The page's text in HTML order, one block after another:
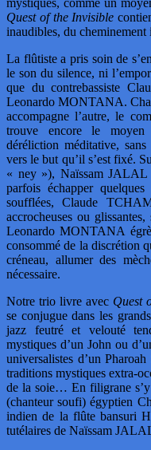
mystiques, comme un
Quest of the Invisible
inaudibles, du
La flûtiste a pris soin de
le son du silence, ni
que du contrebassiste
Leonardo MONTANA.
accompagne l’autre, le
trouve encore le moyen
déréliction méditative,
vers le but qu’il s’est fixé.
« ney »), Naïssam JALAL
parfois échapper
soufflées, Claude
accrocheuses ou
Leonardo MONTANA
consommé de la discrétion
créneau, allumer des
nécessaire.
Notre trio livre avec Quest
se conjugue dans les
jazz feutré et velouté
mystiques d’un John ou
universalistes d’un
traditions mystiques extra-
de la soie… En filigrane
(chanteur soufi) égyptien
indien de la flûte bansuri
tutélaires de Naïssam